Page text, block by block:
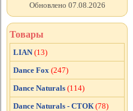
Обновлено 07.08.2026
Товары
LIAN (13)
Dance Fox (247)
Dance Naturals (114)
Dance Naturals - СТОК (78)